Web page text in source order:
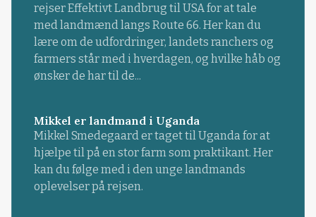
rejser Effektivt Landbrug til USA for at tale
med landmænd langs Route 66. Her kan du
lære om de udfordringer, landets ranchers og
farmers står med i hverdagen, og hvilke håb og
ønsker de har til de...
Mikkel er landmand i Uganda
Mikkel Smedegaard er taget til Uganda for at
hjælpe til på en stor farm som praktikant. Her
kan du følge med i den unge landmands
oplevelser på rejsen.